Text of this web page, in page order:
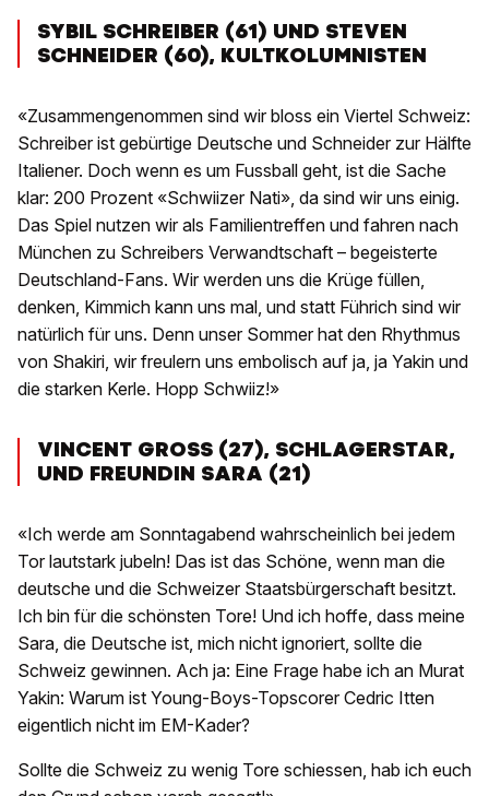
SYBIL SCHREIBER (61) UND STEVEN
SCHNEIDER (60), KULTKOLUMNISTEN
«Zusammengenommen sind wir bloss ein Viertel Schweiz:
Schreiber ist gebürtige Deutsche und Schneider zur Hälfte
Italiener. Doch wenn es um Fussball geht, ist die Sache
klar: 200 Prozent «Schwiizer Nati», da sind wir uns einig.
Das Spiel nutzen wir als Familientreffen und fahren nach
München zu Schreibers Verwandtschaft – begeisterte
Deutschland-Fans. Wir werden uns die Krüge füllen,
denken, Kimmich kann uns mal, und statt Führich sind wir
natürlich für uns. Denn unser Sommer hat den Rhythmus
von Shakiri, wir freulern uns embolisch auf ja, ja Yakin und
die starken Kerle. Hopp Schwiiz!»
VINCENT GROSS (27), SCHLAGERSTAR,
UND FREUNDIN SARA (21)
«Ich werde am Sonntagabend wahrscheinlich bei jedem
Tor lautstark jubeln! Das ist das Schöne, wenn man die
deutsche und die Schweizer Staatsbürgerschaft besitzt.
Ich bin für die schönsten Tore! Und ich hoffe, dass meine
Sara, die Deutsche ist, mich nicht ignoriert, sollte die
Schweiz gewinnen. Ach ja: Eine Frage habe ich an Murat
Yakin: Warum ist Young-Boys-Topscorer Cedric Itten
eigentlich nicht im EM-Kader?
Sollte die Schweiz zu wenig Tore schiessen, hab ich euch